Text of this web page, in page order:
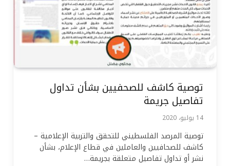
توصية كاشف للصحفيين بشأن تداول
تفاصيل جريمة
14 يوليو، 2020
توصية المرصد الفلسطيني للتحقق والتربية الإعلامية –
كاشف للصحافيين والعاملين في قطاع الإعلام، بشأن
نشر أو تداول تفاصيل متعلقة بجريمة…